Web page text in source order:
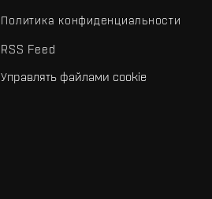
Политика конфиденциальности
RSS Feed
Управлять файлами cookie